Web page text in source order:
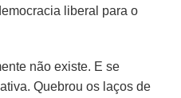
liberal para o
não existe. E se
Quebrou os laços de